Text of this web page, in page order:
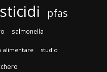
pfas
salmonella
alimentare studio